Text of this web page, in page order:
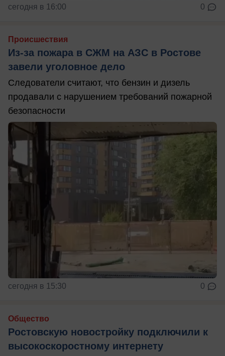
сегодня в 16:00 0
Происшествия
Из-за пожара в СЖМ на АЗС в Ростове
завели уголовное дело
Следователи считают, что бензин и дизель
продавали с нарушением требований пожарной
безопасности
сегодня в 15:30 0
Общество
Ростовскую новостройку подключили к
высокоскоростному интернету